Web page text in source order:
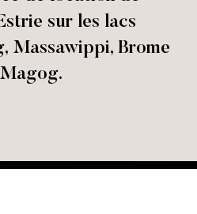
sur les lacs
Massawippi, Brome